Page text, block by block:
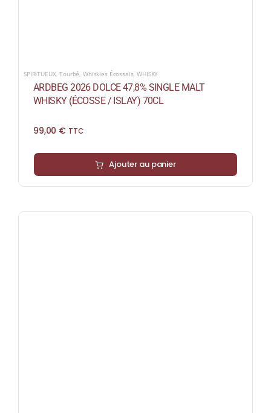
SPIRITUEUX,Tourbé, Whiskies Écossais,WHISKY
ARDBEG 2026 DOLCE 47,8% SINGLE MALT
WHISKY (ÉCOSSE / ISLAY) 70CL
99,00 € TTC
Ajouter au panier